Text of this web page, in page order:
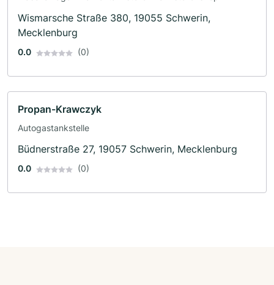
Wismarsche Straße 380, 19055 Schwerin,
Mecklenburg
0.0 (0)
Propan-Krawczyk
Autogastankstelle
Büdnerstraße 27, 19057 Schwerin, Mecklenburg
0.0 (0)